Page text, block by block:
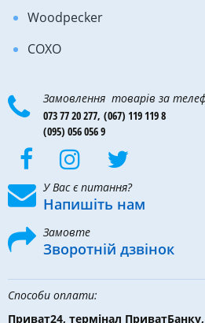
Woodpecker
COXO
Замовлення товарів за
073 77 20 277, (067) 119 119 8
(095) 056 056 9
У Вас є питання?
Напишіть нам
Замовте
Зворотній дзвінок
Способи оплати:
Приват24, термінал